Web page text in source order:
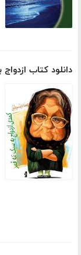
دانلود کتاب